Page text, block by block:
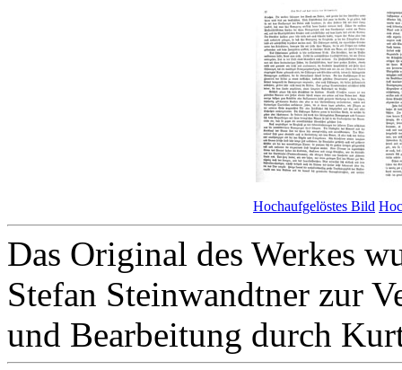
Hochaufgelöstes Bild
Das Original des Werkes
Stefan Steinwandtner zur
und Bearbeitung durch